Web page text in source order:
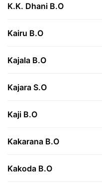
K.K. Dhani B.O
Kairu B.O
Kajala B.O
Kajara S.O
Kaji B.O
Kakarana B.O
Kakoda B.O